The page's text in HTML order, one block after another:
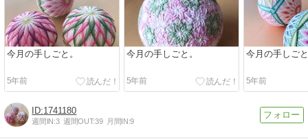
今月の手しごと。
5年前
今月の手しごと。
5年前
今月の手しご
5年前
1741180
週間IN:3 週間OUT:39 月間IN:9